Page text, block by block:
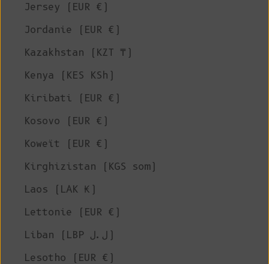
Jersey (EUR €)
Jordanie (EUR €)
Kazakhstan (KZT ₸)
Kenya (KES KSh)
Kiribati (EUR €)
Kosovo (EUR €)
Koweït (EUR €)
Kirghizistan (KGS som)
Laos (LAK ₭)
Lettonie (EUR €)
Liban (LBP ل.ل)
Lesotho (EUR €)